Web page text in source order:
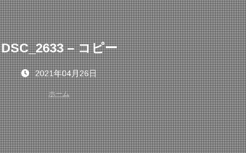
DSC_2633 – コピー
2021年04月26日
ホーム